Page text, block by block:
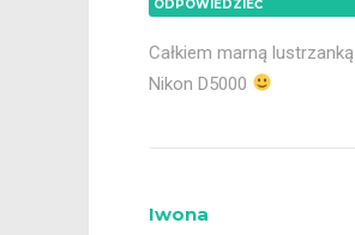
ODPOWIEDZIEĆ
Całkiem marną lustrzanką
Nikon D5000
Iwona